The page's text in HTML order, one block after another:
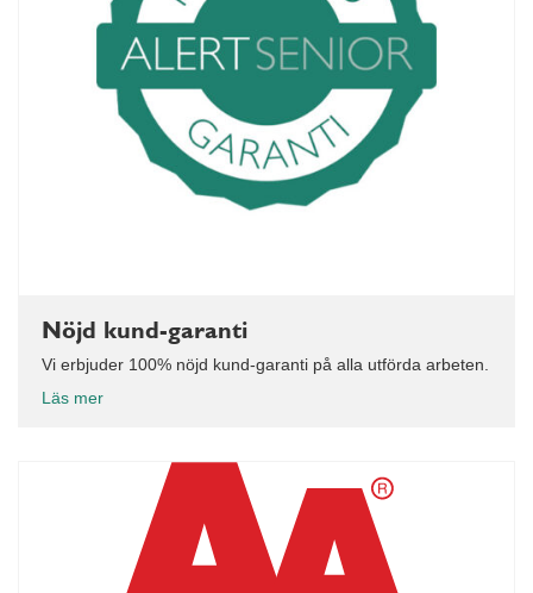
Nöjd kund-garanti
Vi erbjuder 100% nöjd kund-garanti på alla utförda arbeten.
Läs mer